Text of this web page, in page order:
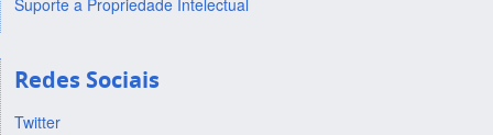
Suporte a Propriedade Intelectual
Redes Sociais
Twitter